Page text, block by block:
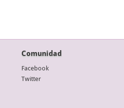
Comunidad
Facebook
Twitter